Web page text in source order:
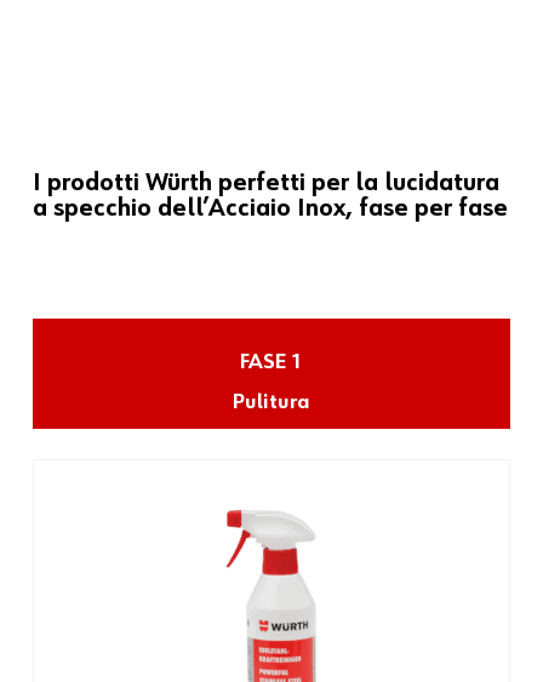
I prodotti Würth perfetti per la lucidatura
a specchio dell’Acciaio Inox, fase per fase
FASE 1
Pulitura